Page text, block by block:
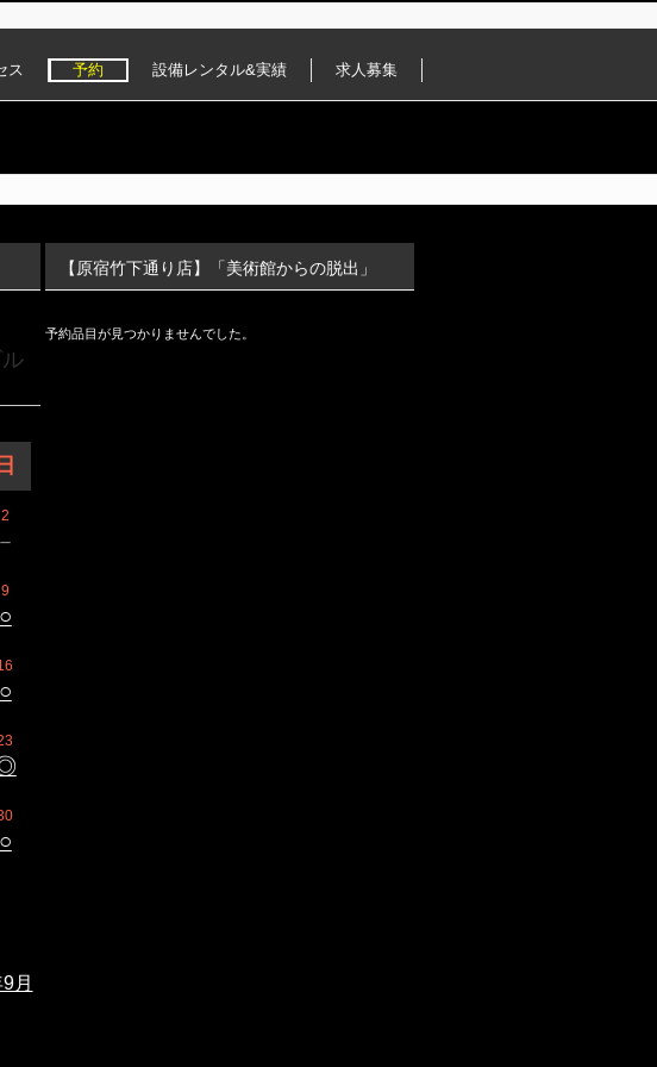
ス 予約 設備レンタル&実績 求人募集
日
2
－
9
○
○
○
月
【原宿竹下通り店】「美術館からの脱出」
予約品目が見つかりませんでした。